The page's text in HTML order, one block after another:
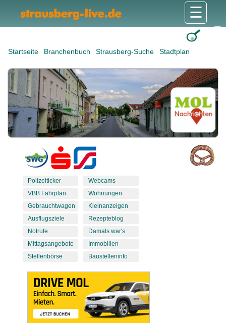
Startseite Branchenbuch Strausberg-Suche Stadtplan
☰
Polizeiticker
VBB Fahrplan
Gebrauchtwagen
Ausflugsziele
Notrufe
Mittagsangebote
Stellenbörse
Webcams
Wohnungen
Kleinanzeigen
Rezepteblog
Damals war's
Immobilien
Baustelleninfo